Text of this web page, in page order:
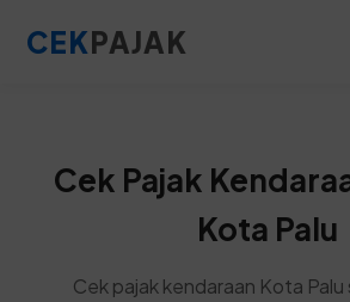
CEKPAJAK
Cek Pajak
Kota Palu
Cek pajak kendaraan Kota Palu